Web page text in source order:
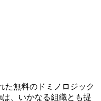
た無料のドミノロジック
は、いかなる組織とも提